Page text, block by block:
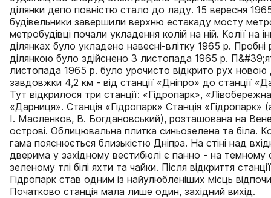
ділянки депо повністю стало до ладу. 15 вересня
будівельники завершили верхню естакаду мосту
метробудівці почали укладення колій на ній. Колії на
ділянках було укладено навесні-влітку 1965 р. Пробні
ділянкою було здійснено 3 листопада 1965 р.
листопада 1965 р. було урочисто відкрито рух новою
завдовжки 4,2 км - від станції «Дніпро» до станції
Тут відкрилося три станції: «Гідропарк»,
«Дарниця». Станція «Гідропарк» Станція «Гідропарк»
І. Масленков, В. Богдановський), розташована на
острові. Облицювальна плитка синьозелена та біла.
гама пояснюється близькістю Дніпра. На стіні над
дверима у західному вестибюлі є панно - на темному
зеленому тлі білі яхти та чайки. Після відкриття
Гідропарк став одним із найулюбленіших місць
Початково станція мала лише один, західний вихід.